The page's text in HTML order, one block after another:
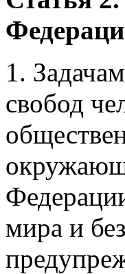
1.
свобод
мира и